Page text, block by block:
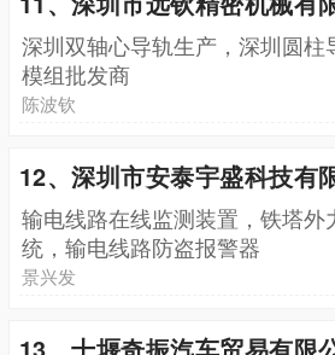
深圳双轴心导轨生产，深圳圆柱
模组批发商
陈波钦
12、深圳市安泰宇盛科技有
输电线路在线监测装置，铁塔外
统，输电线路防盗报警器
景兴发